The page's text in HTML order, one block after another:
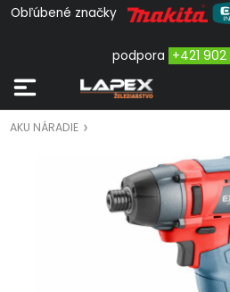
Obľúbené značky
podpora +421
AKU NÁRADIE